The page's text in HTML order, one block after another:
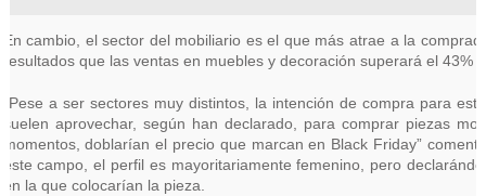
En cambio, el sector del mobiliario es el que más atrae a la
resultados que las ventas en muebles y decoración superará el 43%
“Pese a ser sectores muy distintos, la intención de compra para
suelen aprovechar, según han declarado, para comprar piezas
momentos, doblarían el precio que marcan en Black Friday”
este campo, el perfil es mayoritariamente femenino, pero
en la que colocarían la pieza.